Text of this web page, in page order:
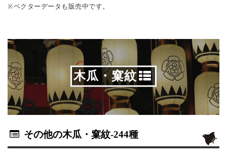
※ベクターデータも販売中です。
木瓜・窠紋
その他の木瓜・窠紋-244種